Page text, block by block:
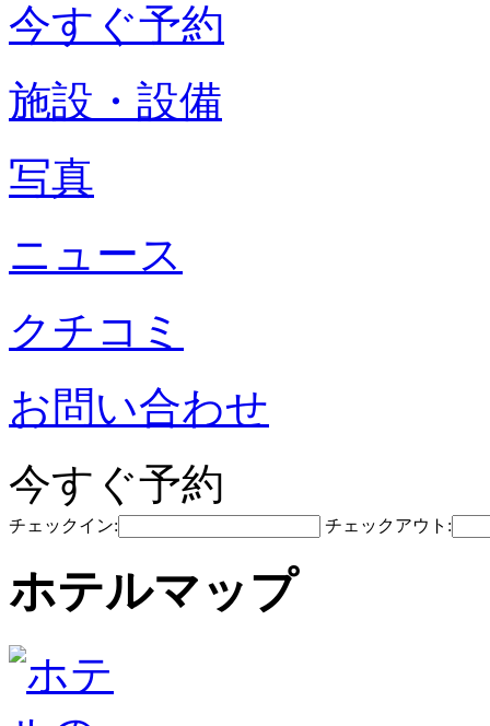
今すぐ予約
施設・設備
写真
ニュース
クチコミ
お問い合わせ
今すぐ予約
チェックイン: チェックアウト:
ホテルマップ